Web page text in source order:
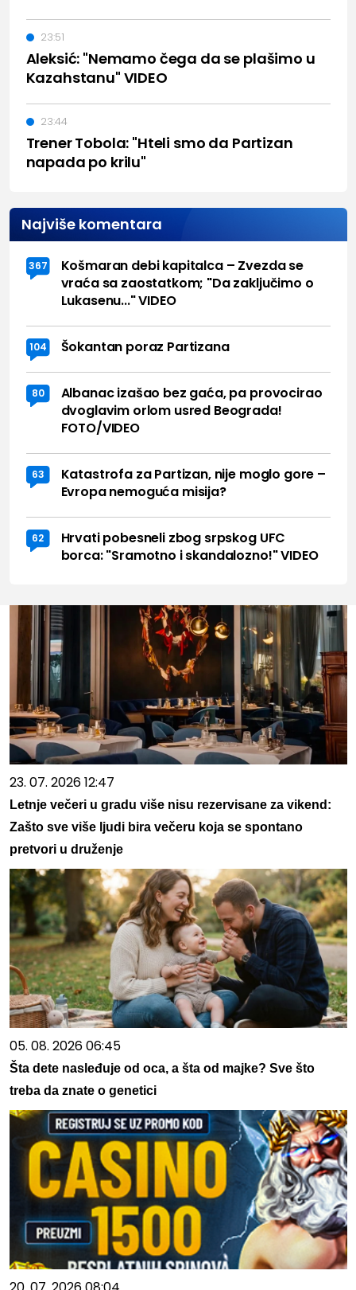
Aleksić: "Nemamo čega da se plašimo u
Kazahstanu" VIDEO
23:51
Trener Tobola: "Hteli smo da Partizan
napada po krilu"
23:44
Najviše komentara
367
Košmaran debi kapitalca – Zvezda se
vraća sa zaostatkom; "Da zaključimo o
Lukasenu..." VIDEO
104 Šokantan poraz Partizana
80
Albanac izašao bez gaća, pa provocirao
dvoglavim orlom usred Beograda!
FOTO/VIDEO
63
Katastrofa za Partizan, nije moglo gore –
Evropa nemoguća misija?
62
Hrvati pobesneli zbog srpskog UFC
borca: "Sramotno i skandalozno!" VIDEO
23. 07. 2026 12:47
Letnje večeri u gradu više nisu rezervisane za vikend:
Zašto sve više ljudi bira večeru koja se spontano
pretvori u druženje
05. 08. 2026 06:45
Šta dete nasleđuje od oca, a šta od majke? Sve što
treba da znate o genetici